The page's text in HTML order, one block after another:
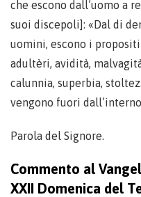
che escono dall’uomo a
suoi discepoli]: «Dal di
uomini, escono i
adultèri, avidità,
calunnia, superbia,
vengono fuori
Parola del Signore.
Commento al
XXII Domenica del